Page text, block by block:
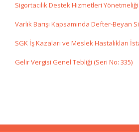
Sigortacılık Destek Hizmetleri
Varlık Barışı Kapsamında Defter-Beyan
SGK İş Kazaları ve Meslek Hastalıkları
Gelir Vergisi Genel Tebliği (Seri No: 335)